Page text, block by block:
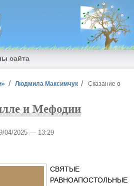
сайта
Людмила Максимчук
Сказание о
и Мефодии
04/2025 — 13:29
СВЯТЫЕ
РАВНОАПОСТОЛЬНЫЕ